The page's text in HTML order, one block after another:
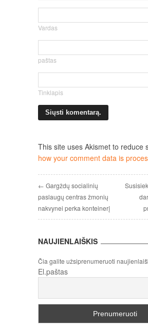
Vardas
paštas
Tinklapis
This site uses Akismet to reduce
how your comment data is
← Gargždų socialinių
paslaugų centras žmonių
nakvynei perka konteinerį
NAUJIENLAIŠKIS
Čia galite užsiprenumeruoti
El.paštas